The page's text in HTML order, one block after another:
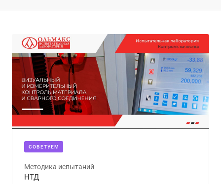
CОВЕТУЕМ
Методика испытаний
НТД